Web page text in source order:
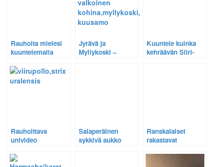
paremmin tai
nukahtamaan
nopeammin.
Rauhoita mielesi
kuuntelemalla
miellyttävän
tasaista
Jyrävä ja
Myllykoski –
Kuuntele kuinka
kehräävän Siiri-
Rauhoittava
univideo
Soittorasian
Salaperäinen
sykkivä aukko
Ranskalaiset
rakastavat